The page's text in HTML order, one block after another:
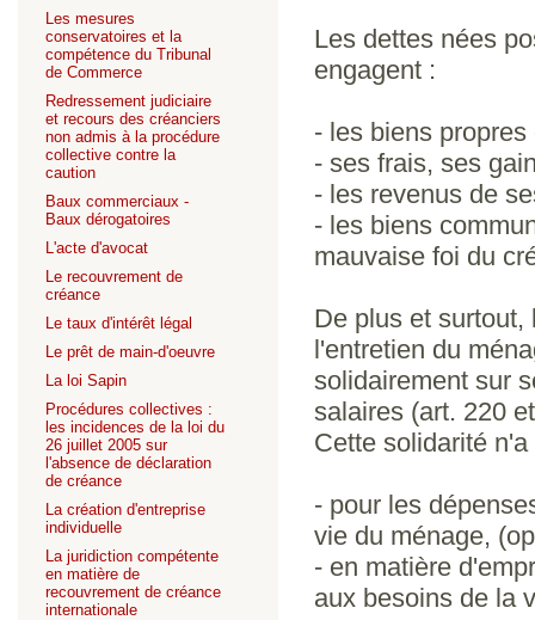
Les mesures
conservatoires et la
compétence du Tribunal
de Commerce
Redressement judiciaire
et recours des créanciers
non admis à la procédure
collective contre la
caution
Baux commerciaux -
Baux dérogatoires
L'acte d'avocat
Le recouvrement de
créance
Le taux d'intérêt légal
Le prêt de main-d'oeuvre
La loi Sapin
Procédures collectives :
les incidences de la loi du
26 juillet 2005 sur
l'absence de déclaration
de créance
La création d'entreprise
individuelle
La juridiction compétente
en matière de
recouvrement de créance
internationale
Les dettes nées
engagent :
- les biens
- ses frais, ses
- les revenus de
- les biens
mauvaise foi du
De plus et surtout,
l'entretien du
solidairement sur
salaires (art. 220
Cette solidarité
- pour les
vie du ménage,
- en matière
aux besoins de la